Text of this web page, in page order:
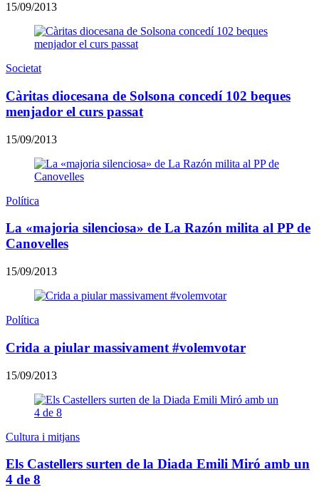
15/09/2013
Societat
Càritas diocesana de Solsona concedí 102 beques
menjador el curs passat
15/09/2013
Política
La «majoria silenciosa» de La Razón milita al PP de
Canovelles
15/09/2013
Política
Crida a piular massivament #volemvotar
15/09/2013
Cultura i mitjans
Els Castellers surten de la Diada Emili Miró amb un
4 de 8